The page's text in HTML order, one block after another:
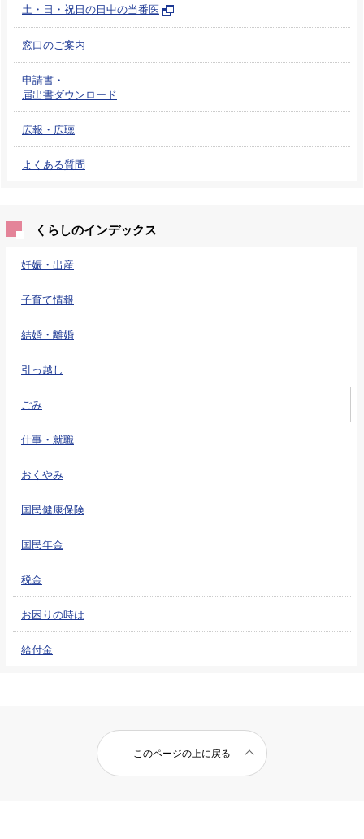
土・日・祝日の日中の当番医
窓口のご案内
申請書・
届出書ダウンロード
広報・広聴
よくある質問
くらしのインデックス
妊娠・出産
子育て情報
結婚・離婚
引っ越し
ごみ
仕事・就職
おくやみ
国民健康保険
国民年金
税金
お困りの時は
給付金
このページの上に戻る